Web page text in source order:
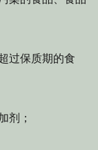
过保质期的食
剂；